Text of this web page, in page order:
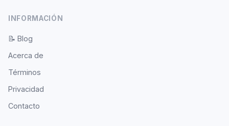
INFORMACIÓN
📝 Blog
Acerca de
Términos
Privacidad
Contacto